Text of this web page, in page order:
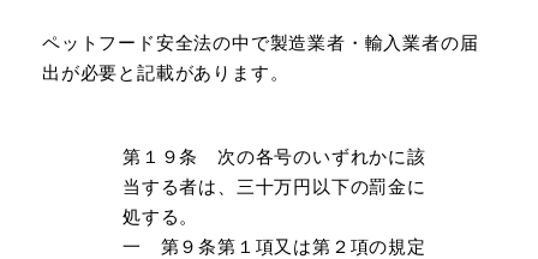
ペットフード安全法の中で製造業者・輸入業者の届
出が必要と記載があります。
第１９条 次の各号のいずれかに該
当する者は、三十万円以下の罰金に
処する。
一 第９条第１項又は第２項の規定